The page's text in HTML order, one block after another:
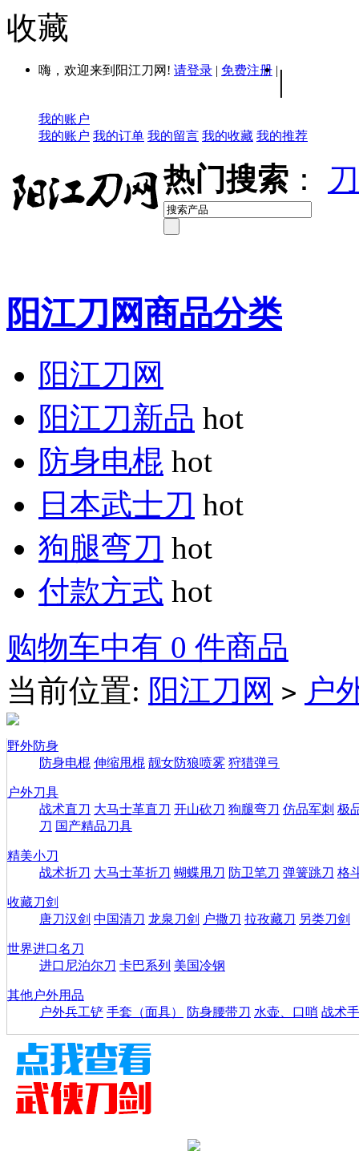
收藏
嗨，欢迎来到阳江刀网! 请登录 | 免费注册 | |
我的账户
我的账户 我的订单 我的留言 我的收藏 我的推荐
热门搜索 ：
阳江刀网商品分类
阳江刀网
阳江刀新品 hot
防身电棍 hot
日本武士刀 hot
狗腿弯刀 hot
付款方式 hot
购物车中有 0 件商品
当前位置: 阳江刀网 > 户
野外防身
防身电棍 伸缩甩棍 靓女防狼喷雾 狩猎弹弓
户外刀具
战术直刀 大马士革直刀 开山砍刀 狗腿弯刀 仿品军刺 极
刀 国产精品刀具
精美小刀
战术折刀 大马士革折刀 蝴蝶甩刀 防卫笔刀 弹簧跳刀 格
收藏刀剑
唐刀汉剑 中国清刀 龙泉刀剑 户撒刀 拉孜藏刀 另类刀剑
世界进口名刀
进口尼泊尔刀 卡巴系列 美国冷钢
其他户外用品
户外兵工铲 手套（面具） 防身腰带刀 水壶、口哨 战术